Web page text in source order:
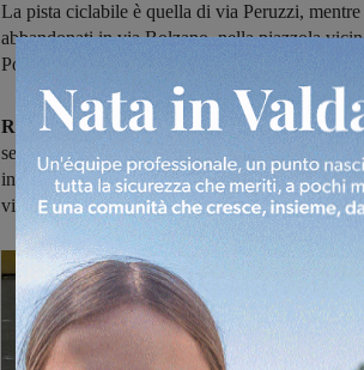
La pista ciclabile è quella di via Peruzzi,
abbandonati in via Bolzano, nella piazzola
Ponte alle Forche
Rifiuti abbandonati e sporcizia a San
segnalato la situazione agli enti competenti ma
intervenuto a ripulire. La zona è quella di via
vicina al sottopassaggio per Ponte alle Forche.